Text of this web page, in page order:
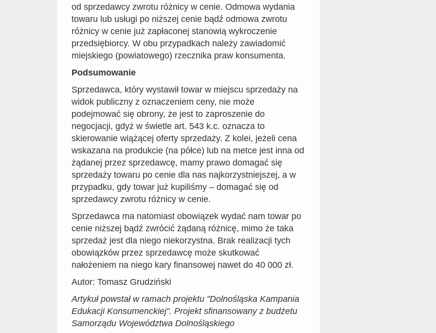
od sprzedawcy zwrotu różnicy w cenie. Odmowa wydania
towaru lub usługi po niższej cenie bądź odmowa zwrotu
różnicy w cenie już zapłaconej stanowią wykroczenie
przedsiębiorcy. W obu przypadkach należy zawiadomić
miejskiego (powiatowego) rzecznika praw konsumenta.
Podsumowanie
Sprzedawca, który wystawił towar w miejscu sprzedaży na
widok publiczny z oznaczeniem ceny, nie może
podejmować się obrony, że jest to zaproszenie do
negocjacji, gdyż w świetle art. 543 k.c. oznacza to
skierowanie wiążącej oferty sprzedaży. Z kolei, jeżeli cena
wskazana na produkcie (na półce) lub na metce jest inna od
żądanej przez sprzedawcę, mamy prawo domagać się
sprzedaży towaru po cenie dla nas najkorzystniejszej, a w
przypadku, gdy towar już kupiliśmy – domagać się od
sprzedawcy zwrotu różnicy w cenie.
Sprzedawca ma natomiast obowiązek wydać nam towar po
cenie niższej bądź zwrócić żądaną różnicę, mimo że taka
sprzedaż jest dla niego niekorzystna. Brak realizacji tych
obowiązków przez sprzedawcę może skutkować
nałożeniem na niego kary finansowej nawet do 40 000 zł.
Autor: Tomasz Grudziński
Artykuł powstał w ramach projektu "Dolnośląska Kampania
Edukacji Konsumenckiej". Projekt sfinansowany z budżetu
Samorządu Województwa Dolnośląskiego